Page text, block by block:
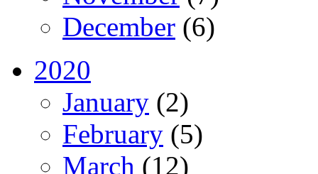
December (6)
2020
January (2)
February (5)
March (12)